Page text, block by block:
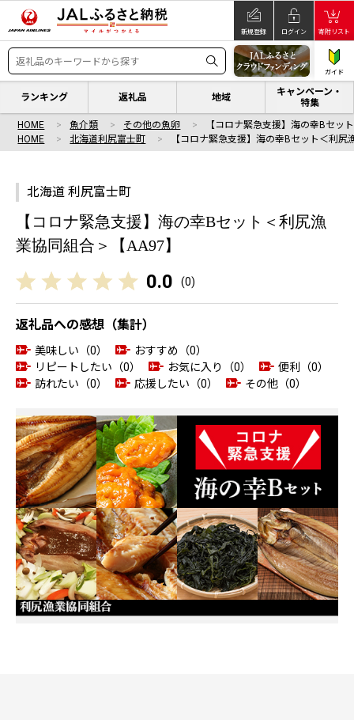
新規登録 ログイン 寄附リスト
ガイド
ランキング 返礼品 地域
キャンペーン・
特集
HOME 魚介類 その他の魚卵
【コロナ緊急支援】海の幸Bセッ
HOME
北海道利尻富士町 【コロナ緊急支援】海の幸Bセット＜利尻
北海道 利尻富士町
【コロナ緊急支援】海の幸Bセット＜利尻漁
業協同組合＞【AA97】
0.0 (0)
返礼品への感想（集計）
美味しい（0）
おすすめ（0）
リピートしたい（0）
お気に入り（0）
便利（0）
訪れたい（0）
応援したい（0） その他（0）